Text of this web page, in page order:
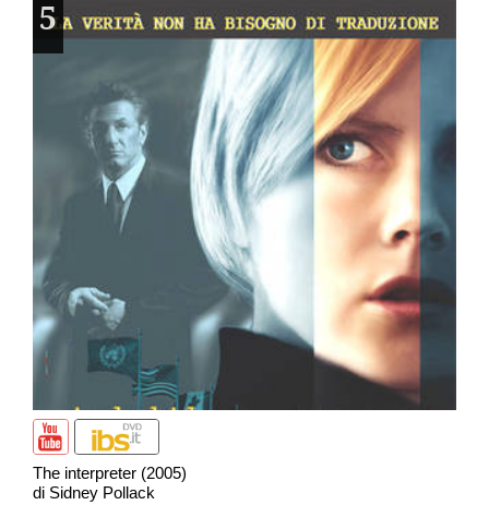
5
The interpreter (2005)
di Sidney Pollack